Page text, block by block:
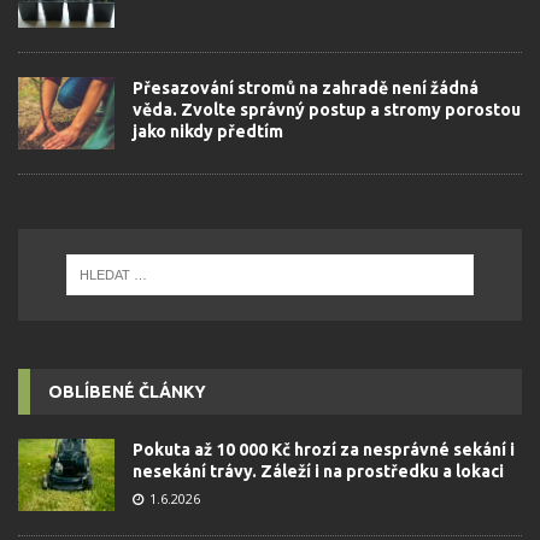
Přesazování stromů na zahradě není žádná
věda. Zvolte správný postup a stromy porostou
jako nikdy předtím
OBLÍBENÉ ČLÁNKY
Pokuta až 10 000 Kč hrozí za nesprávné sekání i
nesekání trávy. Záleží i na prostředku a lokaci
1.6.2026